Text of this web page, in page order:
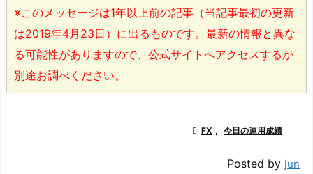
※このメッセージは1年以上前の記事（当記事最初の更新
は2019年4月23日）に出るものです。最新の情報と異な
る可能性がありますので、公式サイトへアクセスするか
別途お調べください。
 FX , 今日の運用成績
Posted by jun